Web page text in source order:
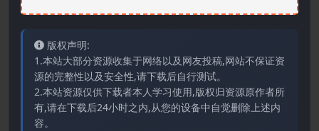
版权声明:
1.本站大部分资源收集于网络以及网友投稿,网站不保证资
源的完整性以及安全性,请下载后自行测试。
2.本站资源仅供下载者本人学习使用,版权归资源原作者所
有,请在下载后24小时之内,从您的设备中自觉删除上述内
容。